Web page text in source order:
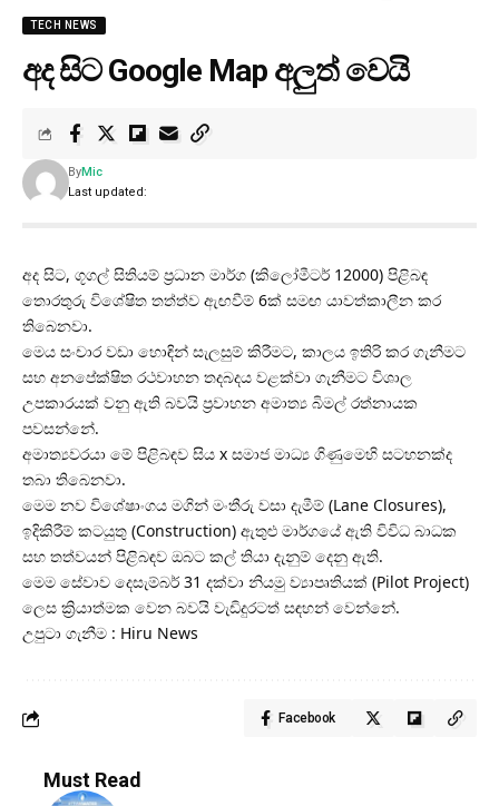
TECH NEWS
අද සිට Google Map අලුත් වෙයි
Last updated:
ByMic
අද සිට, ගූගල් සිතියම් ප්‍රධාන මාර්ග (කිලෝමීටර් 12000) පිළිබඳ
තොරතුරු විශේෂිත තත්ත්ව ඇඟවීම් 6ක් සමඟ යාවත්කාලීන කර
තිබෙනවා.
මෙය සංචාර වඩා හොඳින් සැලසුම් කිරීමට, කාලය ඉතිරි කර ගැනීමට
සහ අනපේක්ෂිත රථවාහන තදබදය වළක්වා ගැනීමට විශාල
උපකාරයක් වනු ඇති බවයි ප්‍රවාහන අමාත්‍ය බිමල් රත්නායක
පවසන්නේ.
අමාත්‍යවරයා මේ පිළිබඳව සිය x සමාජ මාධ්‍ය ගිණුමෙහි සටහනක්ද
තබා තිබෙනවා.
මෙම නව විශේෂාංගය මගින් මංතීරු වසා දැමීම් (Lane Closures),
ඉදිකිරීම් කටයුතු (Construction) ඇතුළු මාර්ගයේ ඇති විවිධ බාධක
සහ තත්වයන් පිළිබඳව ඔබට කල් තියා දැනුම් දෙනු ඇති.
මෙම සේවාව දෙසැම්බර් 31 දක්වා නියමු ව්‍යාපෘතියක් (Pilot Project)
ලෙස ක්‍රියාත්මක වෙන බවයි වැඩිදුරටත් සඳහන් වෙන්නේ.
උපුටා ගැනීම : Hiru News
Facebook
Must Read